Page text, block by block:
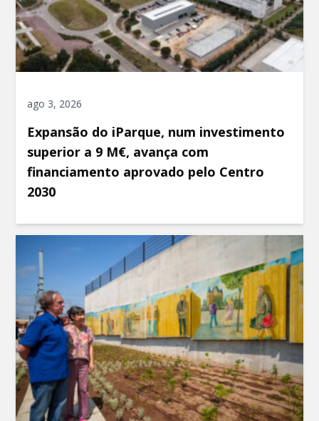
ago 3, 2026
Expansão do iParque, num investimento
superior a 9 M€, avança com
financiamento aprovado pelo Centro
2030